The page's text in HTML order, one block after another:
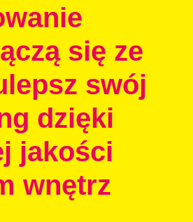
się ze
swój
dzięki
jakości
wnętrz